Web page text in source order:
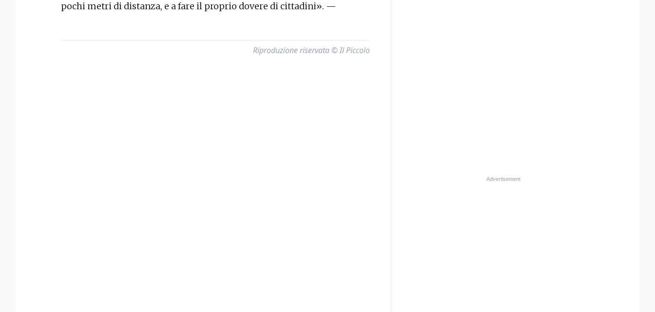
pochi metri di distanza, e a fare il proprio dovere di cittadini». —
Riproduzione riservata © Il Piccolo